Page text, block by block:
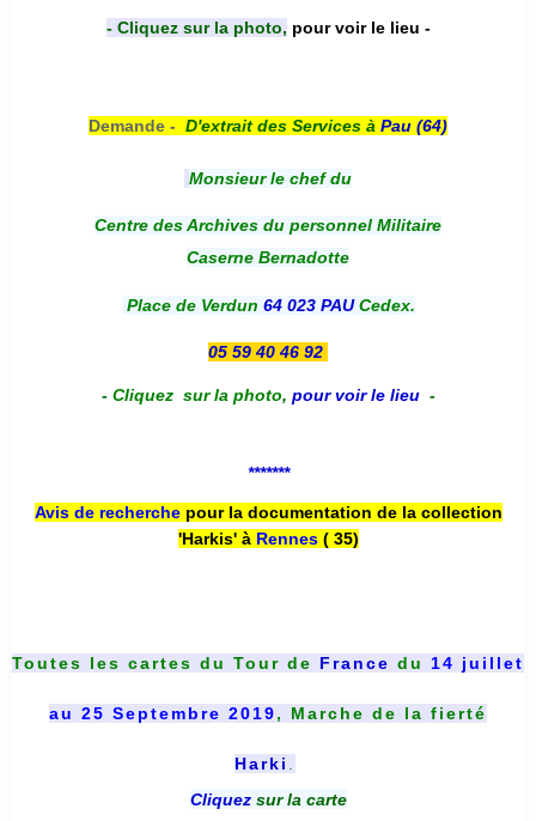
- Cliquez sur la photo, pour voir le lieu -
Demande - D'extrait des Services à Pau (64)
Monsieur le chef du
Centre des Archives du personnel Militaire
Caserne Bernadotte
Place de Verdun 64 023 PAUCedex.
05 59 40 46 92
- Cliquez sur la photo, pour voir le lieu -
*******
Avis de recherche pour la documentation de la collection
'Harkis' à Rennes( 35)
Toutes les cartes du Tour de France du 14 juillet
au 25 Septembre 2019, Marche de la fierté
Harki .
Cliquez sur la carte